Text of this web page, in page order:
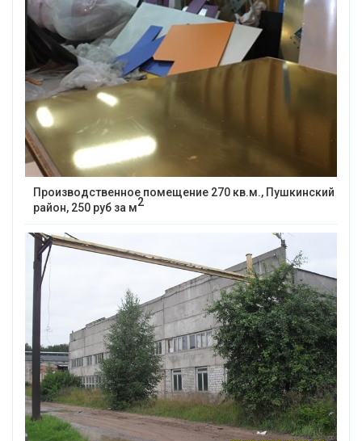
Производственное помещение 270 кв.м., Пушкинский
район, 250 руб за м2